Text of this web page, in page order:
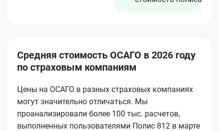
Средняя стоимость ОСАГО в 2026 году
по страховым компаниям
Цены на ОСАГО в разных страховых компаниях
могут значительно отличаться. Мы
проанализировали более 100 тыс. расчетов,
выполненных пользователями Полис 812 в марте